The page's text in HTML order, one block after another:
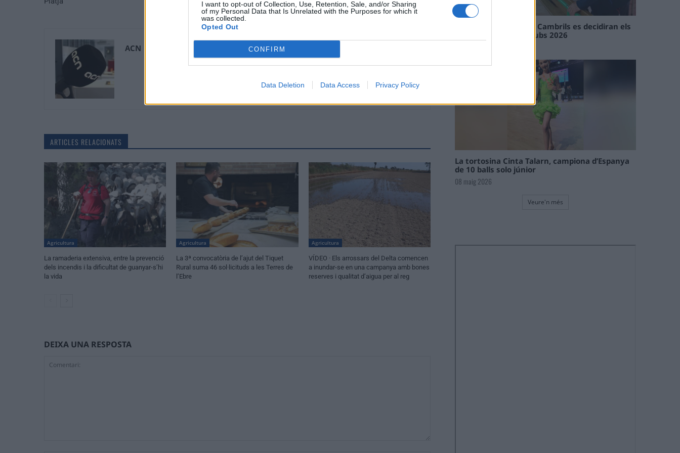
I want to opt-out of Collection, Use, Retention, Sale, and/or Sharing
of my Personal Data that Is Unrelated with the Purposes for which it
was collected.
Opted Out
CONFIRM
Data Deletion Data Access Privacy Policy
ACN
ARTICLES RELACIONATS
Agricultura
La ramaderia extensiva, entre la prevenció
dels incendis i la dificultat de guanyar-s’hi
la vida
Agricultura
La 3ª convocatòria de l’ajut del Tiquet
Rural suma 46 sol·licituds a les Terres de
l’Ebre
Agricultura
VÍDEO · Els arrossars del Delta comencen
a inundar-se en una campanya amb bones
reserves i qualitat d’aigua per al reg
DEIXA UNA RESPOSTA
En les tirades de Flix i Cambrils es decidiran els
campions de l’Interclubs 2026
La tortosina Cinta Talarn, campiona d’Espanya
de 10 balls solo júnior
08 maig 2026
Veure'n més